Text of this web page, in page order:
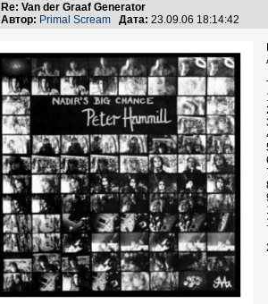
Re: Van der Graaf Generator
Автор: Primal Scream Дата: 23.09.06 18:14:42